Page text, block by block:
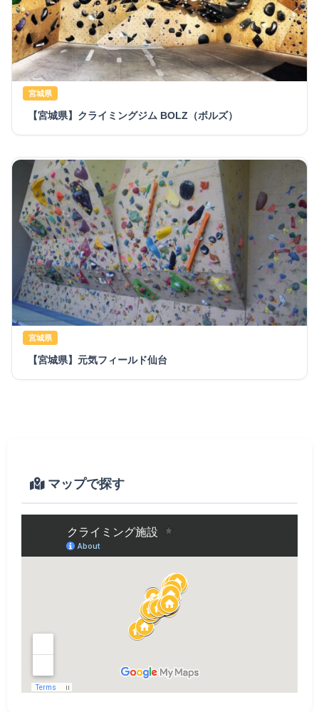
宮城県
【宮城県】クライミングジム BOLZ（ボルズ）
宮城県
【宮城県】元気フィールド仙台
マップで探す